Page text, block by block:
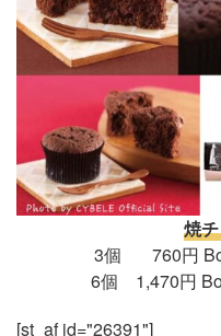
焼
3個 760円
6個 1,470円
[st_af id="26391"]